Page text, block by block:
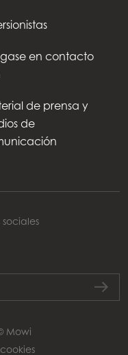
en contacto
de prensa y
de
sociales
Mowi